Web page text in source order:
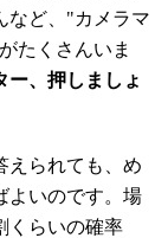
など、"カメラマ
たくさんいま
ー、押しましょ
えられても、め
よいのです。場
くらいの確率